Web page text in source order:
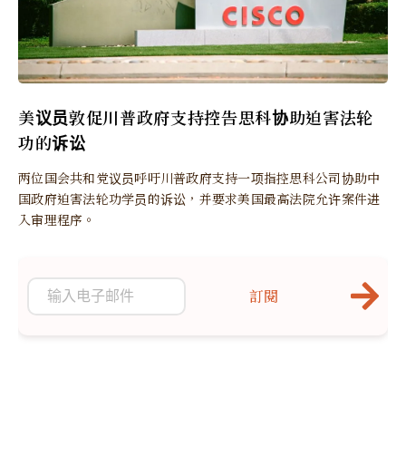
美议员敦促川普政府支持控告思科协助迫害法轮
功的诉讼
两位国会共和党议员呼吁川普政府支持一项指控思科公司协助中
国政府迫害法轮功学员的诉讼，并要求美国最高法院允许案件进
入审理程序。
訂閱